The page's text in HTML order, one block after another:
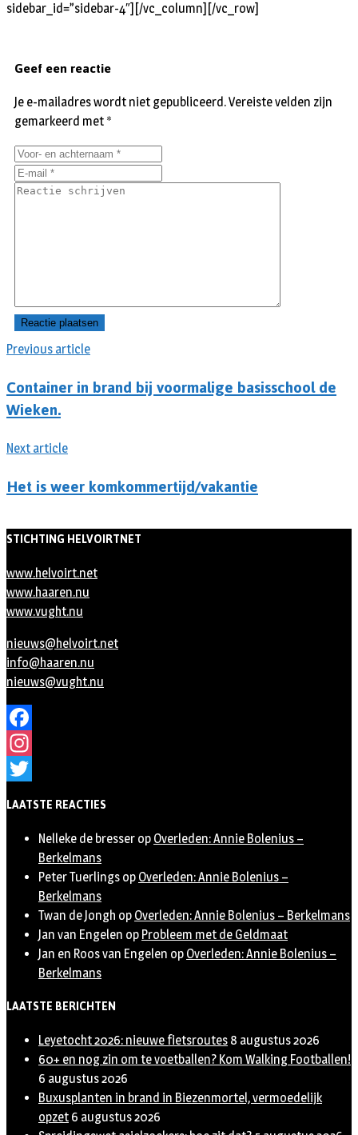
sidebar_id=”sidebar-4″][/vc_column][/vc_row]
Previous article
Container in brand bij voormalige basisschool de
Wieken.
Next article
Het is weer komkommertijd/vakantie
Geef een reactie
Je e-mailadres wordt niet gepubliceerd.Vereiste velden zijn
gemarkeerd met *
STICHTING HELVOIRTNET
www.helvoirt.net
www.haaren.nu
www.vught.nu
nieuws@helvoirt.net
info@haaren.nu
nieuws@vught.nu
Facebook
Instagram
LAATSTE REACTIES
Nelleke de bresser op Overleden: Annie Bolenius –
Berkelmans
Peter Tuerlings op Overleden: Annie Bolenius –
Berkelmans
Twan de Jongh op Overleden: Annie Bolenius – Berkelmans
Jan van Engelen op Probleem met de Geldmaat
Jan en Roos van Engelen op Overleden: Annie Bolenius –
Berkelmans
LAATSTE BERICHTEN
Leyetocht 2026: nieuwe fietsroutes 8 augustus 2026
60+ en nog zin om te voetballen? Kom Walking Footballen!
6 augustus 2026
Buxusplanten in brand in Biezenmortel, vermoedelijk
opzet 6 augustus 2026